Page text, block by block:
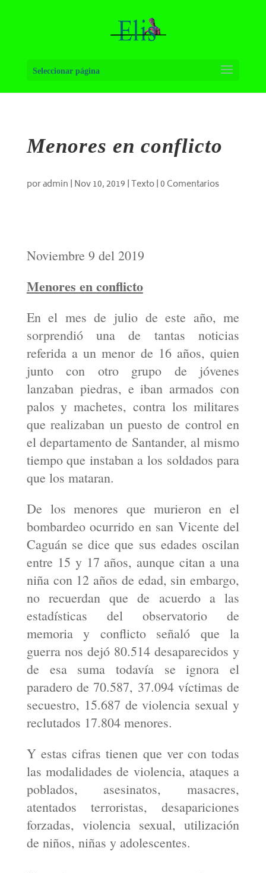
Seleccionar página
Menores en conflicto
poradmin | Nov 10, 2019 |Texto|0 Comentarios
Noviembre 9 del 2019
Menores en conflicto
En el mes de julio de este año, me
sorprendió una de tantas noticias
referida a un menor de 16 años, quien
junto con otro grupo de jóvenes
lanzaban piedras, e iban armados con
palos y machetes, contra los militares
que realizaban un puesto de control en
el departamento de Santander, al mismo
tiempo que instaban a los soldados para
que los mataran.
De los menores que murieron en el
bombardeo ocurrido en san Vicente del
Caguán se dice que sus edades oscilan
entre 15 y 17 años, aunque citan a una
niña con 12 años de edad, sin embargo,
no recuerdan que de acuerdo a las
estadísticas del observatorio de
memoria y conflicto señaló que la
guerra nos dejó 80.514 desaparecidos y
de esa suma todavía se ignora el
paradero de 70.587, 37.094 víctimas de
secuestro, 15.687 de violencia sexual y
reclutados 17.804 menores.
Y estas cifras tienen que ver con todas
las modalidades de violencia, ataques a
poblados, asesinatos, masacres,
atentados terroristas, desapariciones
forzadas, violencia sexual, utilización
de niños, niñas y adolescentes.